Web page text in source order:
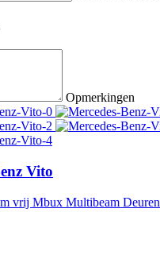
Opmerkingen
Vito
vrij Mbux Multibeam Deuren